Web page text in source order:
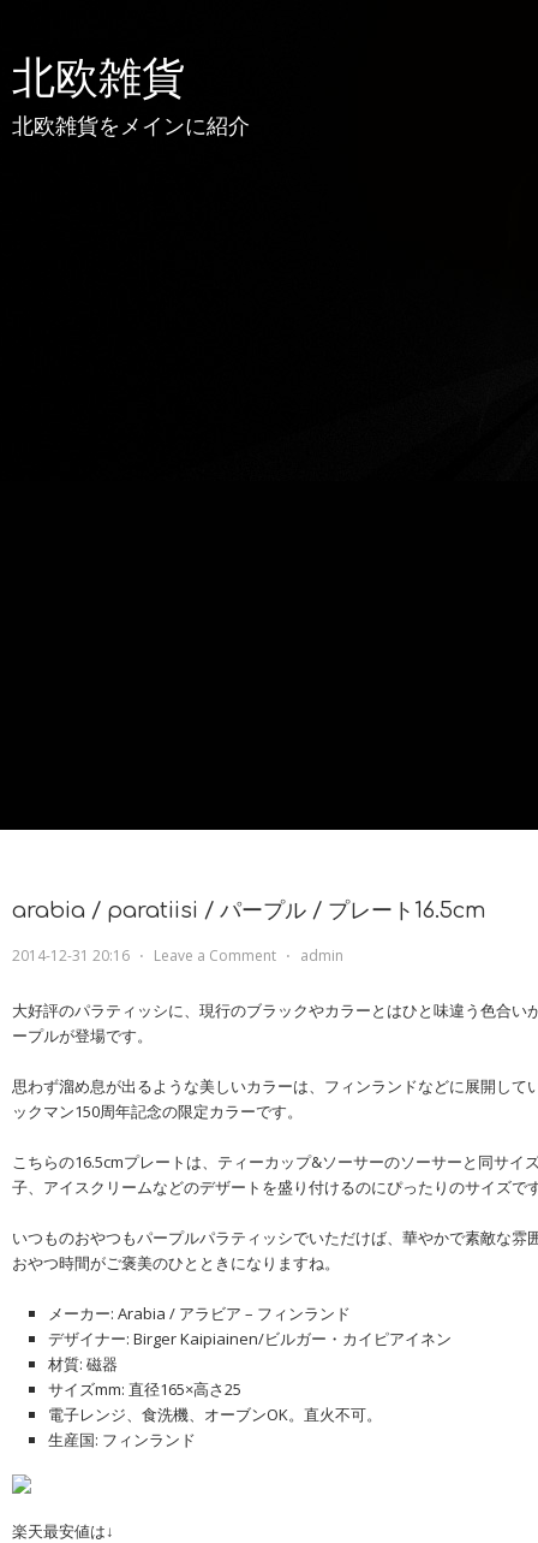
北欧雑貨
北欧雑貨をメインに紹介
arabia / paratiisi / パープル / プレート16.5cm
2014-12-31 20:16 ⋅ Leave a Comment ⋅ admin
大好評のパラティッシに、現行のブラックやカラーとはひと味違う色合い
ープルが登場です。
思わず溜め息が出るような美しいカラーは、フィンランドなどに展開して
ックマン150周年記念の限定カラーです。
こちらの16.5cmプレートは、ティーカップ&ソーサーのソーサーと同サイ
子、アイスクリームなどのデザートを盛り付けるのにぴったりのサイズで
いつものおやつもパープルパラティッシでいただけば、華やかで素敵な雰
おやつ時間がご褒美のひとときになりますね。
メーカー: Arabia / アラビア – フィンランド
デザイナー: Birger Kaipiainen/ビルガー・カイピアイネン
材質: 磁器
サイズmm: 直径165×高さ25
電子レンジ、食洗機、オーブンOK。直火不可。
生産国: フィンランド
楽天最安値は↓